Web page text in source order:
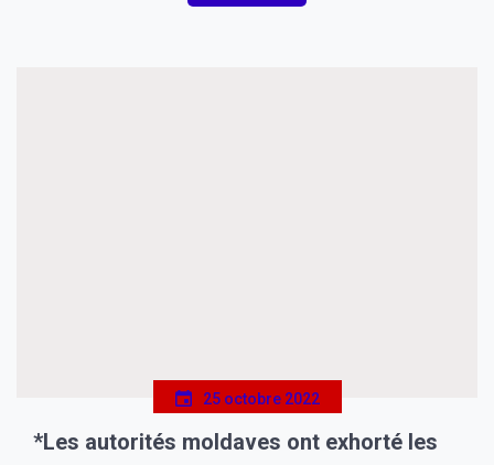
25 octobre 2022
*Les autorités moldaves ont exhorté les